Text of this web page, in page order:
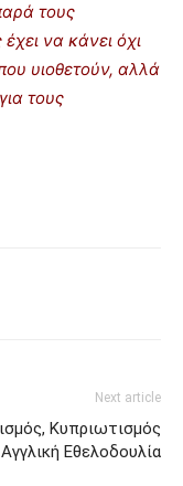
τους
να κάνει όχι
υιοθετούν, αλλά
τους
Next article
Κυπριωτισμός
Εθελοδουλία